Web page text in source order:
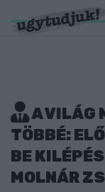
A VILÁG
TÖBBÉ:
BE
MOLNÁR